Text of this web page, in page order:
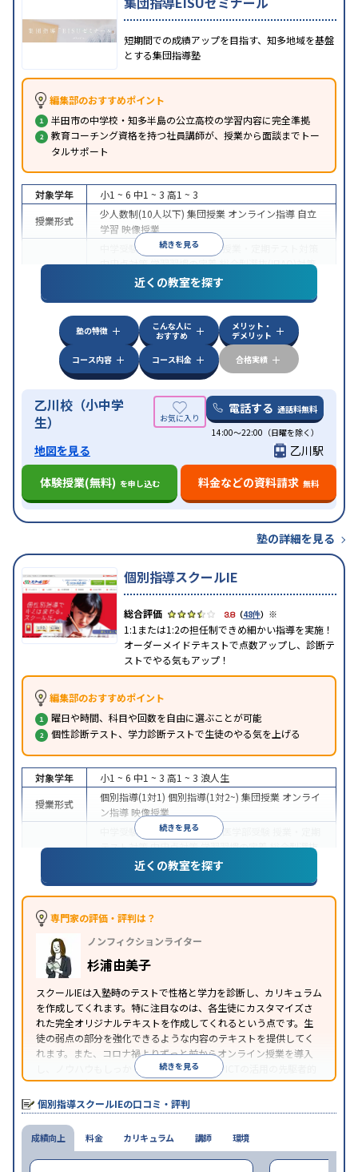
短期間での成績アップを目指す、知多地域を基盤
とする集団指導塾
編集部のおすすめポイント
半田市の中学校・知多半島の公立高校の学習内容に完全準拠
教育コーチング資格を持つ社員講師が、授業から面談までトー
タルサポート
続きを見る
対象学年 小1 ~ 6 中1 ~ 3 高1 ~ 3
授業形式
少人数制(10人以下) 集団授業 オンライン指導 自立
学習 映像授業
中学受験 高校受験大学受験
授業・定期テスト対策
内申点対策学習習慣の定着総合型選抜(旧AO)対策
推薦入試対策 学校別特化対策
漢検(漢字検
特徴
中高一貫校生に対応授業の振替可能 不登校生に対
学習にPC・タブレットを利用オンライン対応
節講習のみの受講可自習室あり
近くの教室を探す
塾の特徴
こんな人に
おすすめ
メリット・
デメリット
コース内容
コース料金 合格実績
乙川校（小中学
生）
電話する 通話料無料
14:00〜22:00（日曜を除く）
地図を見る
乙川駅
体験授業(無料) を申し込む 料金などの資料請求 無料
塾の詳細を見る
個別指導スクールIE
3.8（48件） ※
1:1または1:2の担任制できめ細かい指導を実施！
オーダーメイドテキストで点数アップし、診断テ
ストでやる気もアップ！
編集部のおすすめポイント
曜日や時間、科目や回数を自由に選ぶことが可能
個性診断テスト、学力診断テストで生徒のやる気を上げる
続きを見る
対象学年 小1 ~ 6 中1 ~ 3 高1 ~ 3 浪人生
授業形式
個別指導(1対1) 個別指導(1対2~) 集団授業 オンライ
ン指導 映像授業
中学受験 高校受験大学受験 医学部受験
テスト対策内申点対策学習習慣の定着総合型選抜
(旧AO)対策 推薦入試対策学校別特化対策
中高一貫校生に対応
可能季節講習のみの受講可
※2023年3月調査。小学校高学年の個別指導塾アンケート調査方法
近くの教室を探す
専門家の評価・評判は？
ノンフィクションライター
杉浦由美子
スクールIEは入塾時のテストで性格と学力を診断し、カリキュラム
を作成してくれます。特に注目なのは、各生徒にカスタマイズさ
れた完全オリジナルテキストを作成してくれるという点です。生
徒の弱点の部分を強化できるような内容のテキストを提供してく
れます。また、コロナ禍よりずっと前からオンライン授業を導入
し、ノウハウもしっかりとしています。AIやICTの活用の先駆者的
な個別指導塾です。
続きを見る
個別指導スクールIEの口コミ・評判
成績向上 料金 カリキュラム 講師 環境